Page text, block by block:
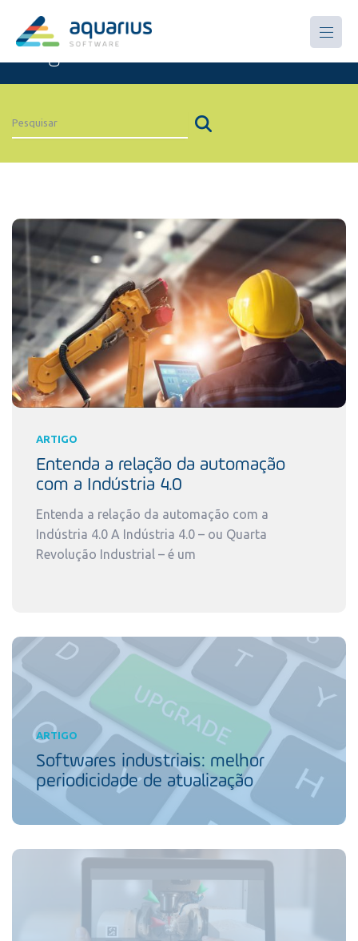
Artigos
ARTIGO
Entenda a relação da automação
com a Indústria 4.0
Entenda a relação da automação com a
Indústria 4.0 A Indústria 4.0 – ou Quarta
Revolução Industrial – é um
ARTIGO
Softwares industriais: melhor
periodicidade de atualização